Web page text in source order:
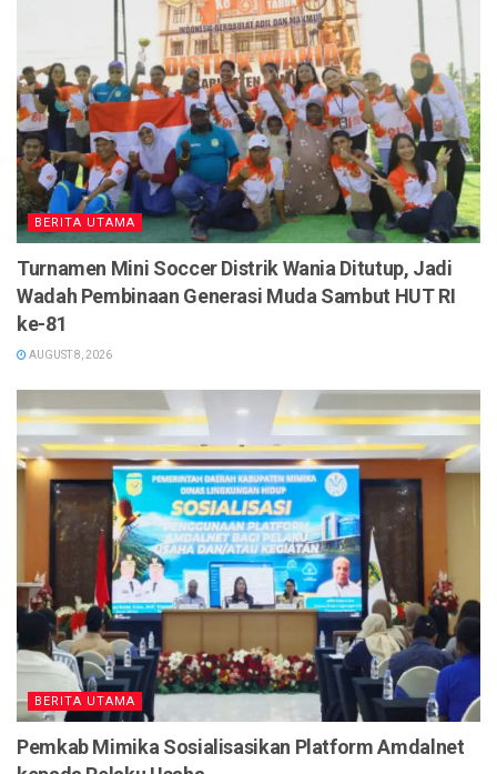
BERITA UTAMA
Turnamen Mini Soccer Distrik Wania Ditutup, Jadi
Wadah Pembinaan Generasi Muda Sambut HUT RI
ke-81
AUGUST 8, 2026
BERITA UTAMA
Pemkab Mimika Sosialisasikan Platform Amdalnet